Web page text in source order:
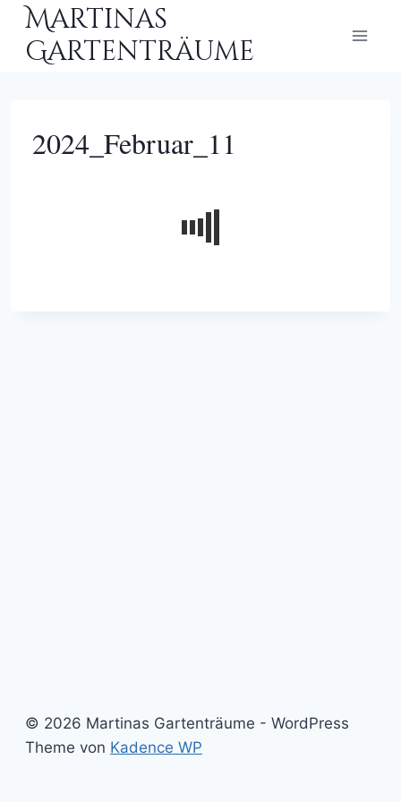
Zum
springen
Martinas
Gartenträume
2024_Februar_11
© 2026 Martinas Gartenträume - WordPress
Theme von Kadence WP